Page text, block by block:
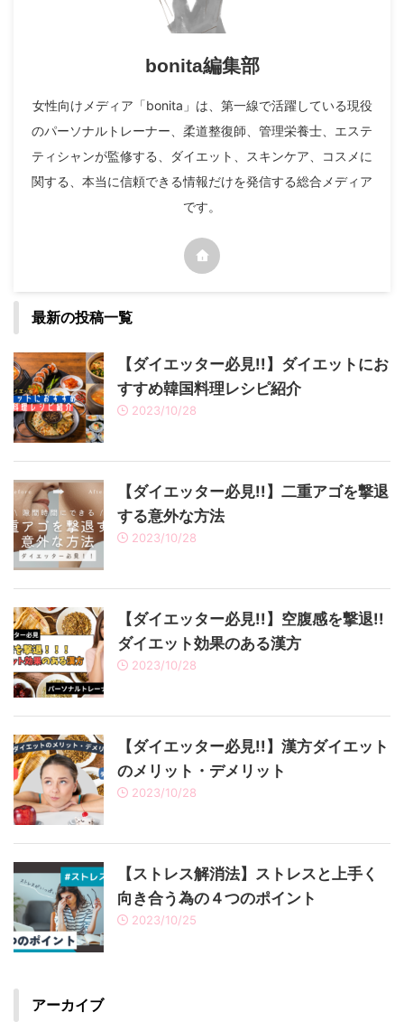
bonita編集部
女性向けメディア「bonita」は、第一線で活躍している現役
のパーソナルトレーナー、柔道整復師、管理栄養士、エステ
ティシャンが監修する、ダイエット、スキンケア、コスメに
関する、本当に信頼できる情報だけを発信する総合メディア
です。
最新の投稿一覧
【ダイエッター必見!!】ダイエットにお
すすめ韓国料理レシピ紹介
2023/10/28
【ダイエッター必見!!】二重アゴを撃退
する意外な方法
2023/10/28
【ダイエッター必見!!】空腹感を撃退!!
ダイエット効果のある漢方
2023/10/28
【ダイエッター必見!!】漢方ダイエット
のメリット・デメリット
2023/10/28
【ストレス解消法】ストレスと上手く
向き合う為の４つのポイント
2023/10/25
アーカイブ